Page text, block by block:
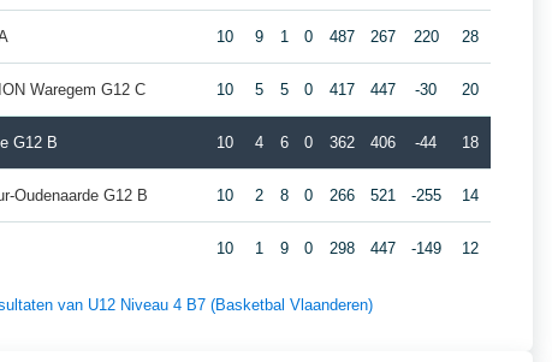
10 9 1 0 487 267 220 28
Waregem G12 C 10 5 5 0 417 447 -30 20
G12 B 10 4 6 0 362 406 -44 18
Oudenaarde G12 B 10 2 8 0 266 521 -255 14
10 1 9 0 298 447 -149 12
van U12 Niveau 4 B7 (Basketbal Vlaanderen)